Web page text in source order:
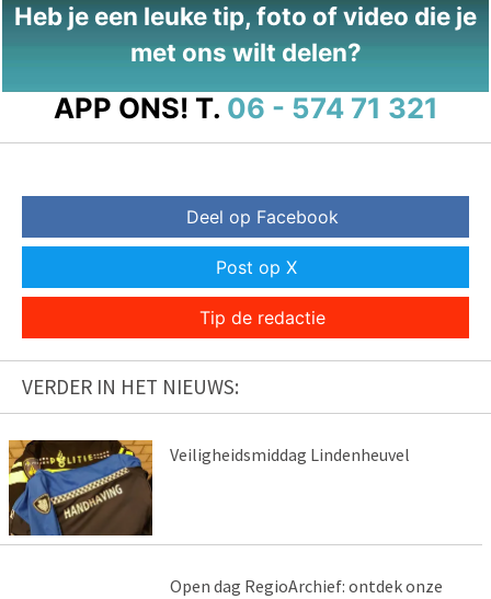
Heb je een leuke tip, foto of video die je
met ons wilt delen?
APP ONS! T. 06 - 574 71 321
Deel op Facebook
Post op X
Tip de redactie
VERDER IN HET NIEUWS:
Veiligheidsmiddag Lindenheuvel
Open dag RegioArchief: ontdek onze